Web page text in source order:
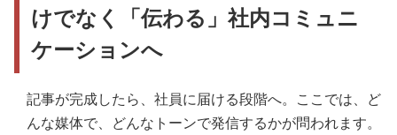
けでなく「伝わる」社内コミュニ
ケーションへ
記事が完成したら、社員に届ける段階へ。ここでは、ど
んな媒体で、どんなトーンで発信するかが問われます。